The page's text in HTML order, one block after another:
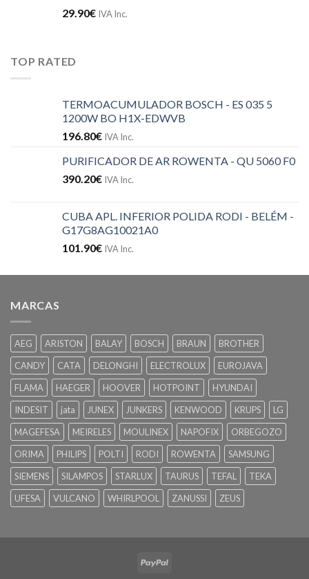
29.90€ IVA Inc.
TOP RATED
TERMOACUMULADOR BOSCH - ES 035 5
1200W BO H1X-EDWVB
196.80€ IVA Inc.
PURIFICADOR DE AR ROWENTA - QU 5060 F0
390.20€ IVA Inc.
CUBA APL. INFERIOR POLIDA RODI - BELÉM -
G17G8AG10021A0
101.90€ IVA Inc.
MARCAS
AEG ARISTON BALAY BOSCH BRAUN
BROTHER
CANDY
CATA DELONGHI ELECTROLUX
EUROJAVA
FLAMA
HAEGER HOOVER HOTPOINT
HYUNDAI
INDESIT
jata JUNEX JUNKERS KENWOOD KRUPS
LG
MAGEFESA
MEIRELES MOULINEX NAPOFIX
ORBEGOZO
ORIMA
PHILIPS POLTI RODI ROWENTA
SAMSUNG
SIEMENS
SILAMPOS STARLUX TAURUS TEFAL
TEKA
UFESA
VULCANO WHIRLPOOL ZANUSSI ZEUS